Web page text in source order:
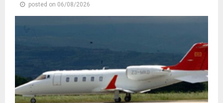
posted on 06/08/2026